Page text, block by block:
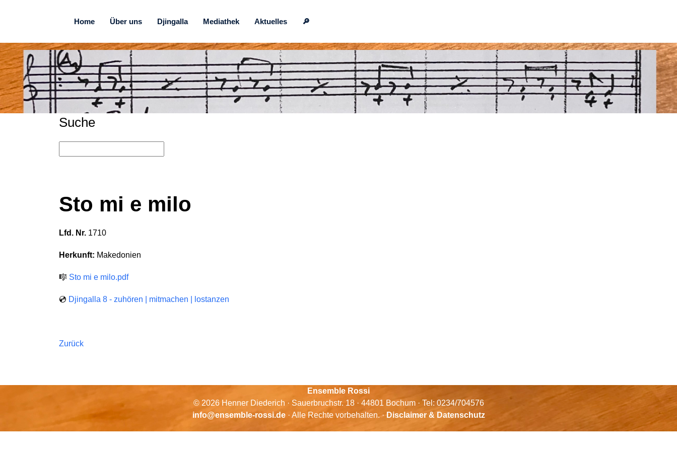
Home Über uns Djingalla Mediathek Aktuelles 🔎
Suche
Sto mi e milo
Lfd. Nr. 1710
Herkunft: Makedonien
🎼 Sto mi e milo.pdf
💿 Djingalla 8 - zuhören | mitmachen | lostanzen
Zurück
Ensemble Rossi
© 2026 Henner Diederich · Sauerbruchstr. 18 · 44801 Bochum · Tel: 0234/704576
info@ensemble-rossi.de· Alle Rechte vorbehalten. · Disclaimer & Datenschutz